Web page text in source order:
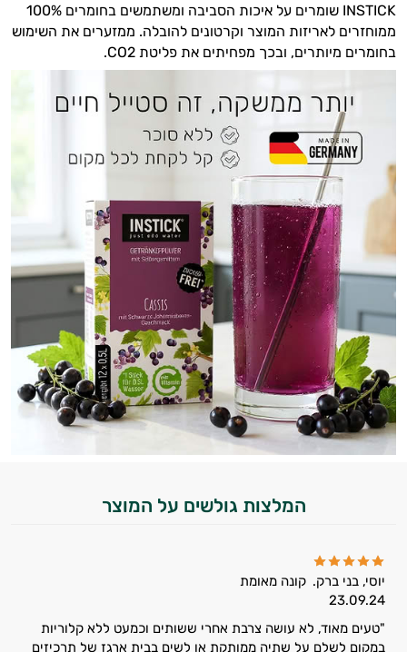
INSTICK שומרים על איכות הסביבה ומשתמשים בחומרים 100%
ממוחזרים לאריזות המוצר וקרטונים להובלה. ממזערים את השימוש
בחומרים מיותרים, ובכך מפחיתים את פליטת CO2.
המלצות גולשים על המוצר
יוסי, בני ברק. קונה מאומת
23.09.24
"טעים מאוד, לא עושה צרבת אחרי ששותים וכמעט ללא קלוריות
במקום לשלם על שתיה ממותקת או לשים בבית ארגז של תרכיזים
היי,
אני יועץ הבריאות האישי AI של טבע בריא.